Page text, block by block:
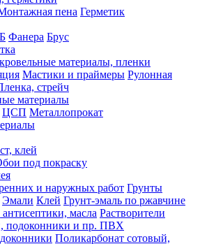
пена Герметик
Фанера Брус
материалы, пленки
Мастики и праймеры Рулонная
стрейч
материалы
ЦСП Металлопрокат
клей
под покраску
и наружных работ Грунты
Эмали Клей Грунт-эмаль по ржавчине
масла Растворители
подоконники и пр. ПВХ
Поликарбонат сотовый,